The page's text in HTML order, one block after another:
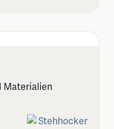
Materialien